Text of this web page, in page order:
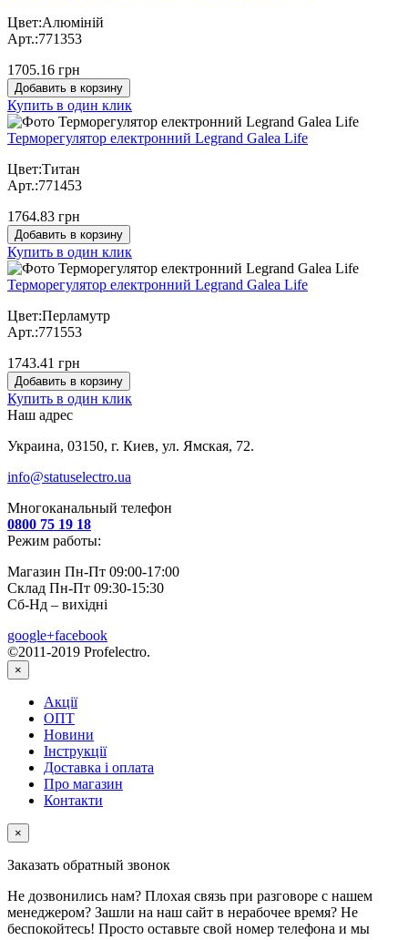
Цвет:Алюміній
Арт.:771353
1705.16 грн
Добавить в корзину
Купить в один клик
Терморегулятор електронний Legrand Galea Life
Цвет:Титан
Арт.:771453
1764.83 грн
Добавить в корзину
Купить в один клик
Терморегулятор електронний Legrand Galea Life
Цвет:Перламутр
Арт.:771553
1743.41 грн
Добавить в корзину
Купить в один клик
Наш адрес
Украина, 03150, г. Киев, ул. Ямская, 72.
info@statuselectro.ua
Многоканальный телефон
0800 75 19 18
Режим работы:
Магазин Пн-Пт 09:00-17:00
Склад Пн-Пт 09:30-15:30
Сб-Нд – вихідні
google+facebook
©2011-2019 Profelectro.
×
Акції
ОПТ
Новини
Інструкції
Доставка і оплата
Про магазин
Контакти
×
Заказать обратный звонок
Не дозвонились нам? Плохая связь при разговоре с нашем
менеджером? Зашли на наш сайт в нерабочее время? Не
беспокойтесь! Просто оставьте свой номер телефона и мы